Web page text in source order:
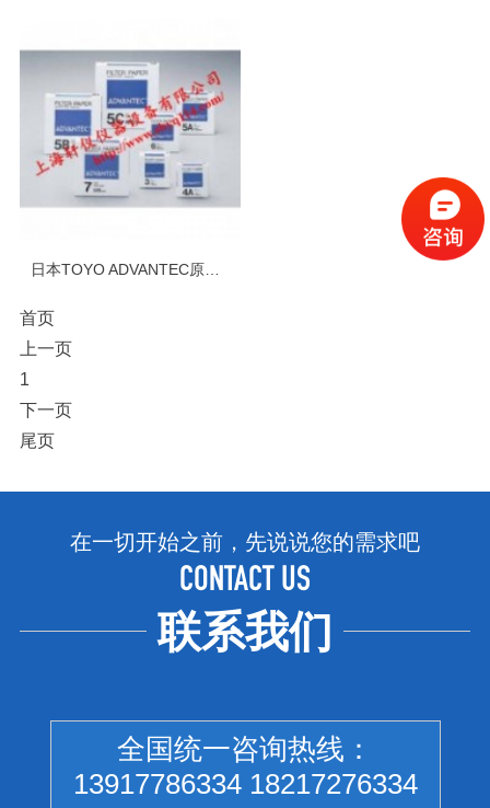
日本TOYO ADVANTEC原装进口No.3定量滤纸
首页
上一页
1
下一页
尾页
在一切开始之前，先说说您的需求吧
CONTACT US
联系我们
全国统一咨询热线：
13917786334 18217276334